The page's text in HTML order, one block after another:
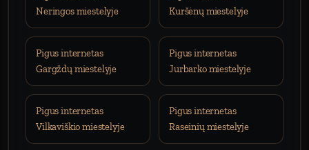
Neringos miestelyje
Kuršėnų miestelyje
Pigus internetas
Gargždų miestelyje
Pigus internetas
Jurbarko miestelyje
Pigus internetas
Vilkaviškio miestelyje
Pigus internetas
Raseinių miestelyje